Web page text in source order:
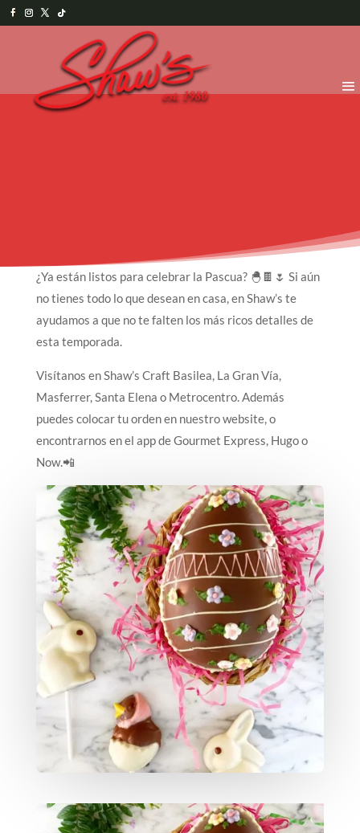
¿Ya están listos para celebrar la Pascua? 🐣🍫🌷 Si aún
no tienes todo lo que desean en casa, en Shaw’s te
ayudamos a que no te falten los más ricos detalles de
esta temporada.
Visítanos en Shaw’s Craft Basilea, La Gran Vía,
Masferrer, Santa Elena o Metrocentro. Además
puedes colocar tu orden en nuestro website, o
encontrarnos en el app de Gourmet Express, Hugo o
Now.📲